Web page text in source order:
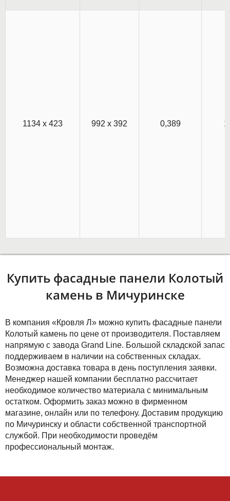
1134 х 423 992 х 392 0,389
Купить фасадные панели Колотый
камень в Мичуринске
В компания «Кровля Л» можно купить фасадные панели
Колотый камень по цене от производителя. Поставляем
напрямую с завода Grand Line. Большой складской запас
поддерживаем в наличии на собственных складах.
Возможна доставка товара в день поступления заявки.
Менеджер нашей компании бесплатно рассчитает
необходимое количество материала с минимальным
остатком. Оформить заказ можно в фирменном
магазине, онлайн или по телефону. Доставим продукцию
по Мичуринску и области собственной транспортной
службой. При необходимости проведём
профессиональный монтаж.